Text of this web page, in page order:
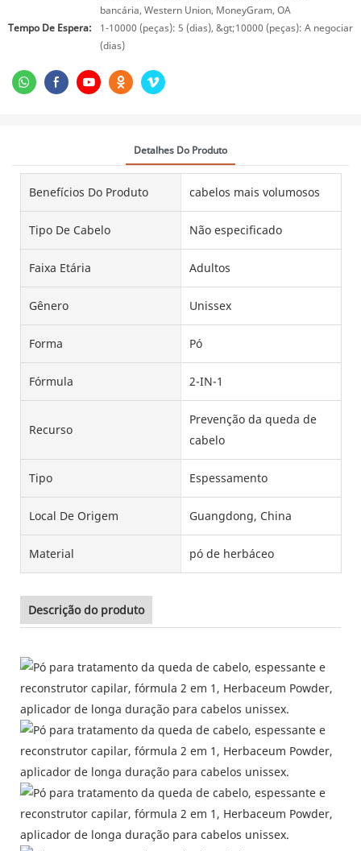
bancária, Western Union, MoneyGram, OA
Tempo De Espera:
1-10000 (peças): 5 (dias), &gt;10000 (peças): A negociar
(dias)
Detalhes Do Produto
Benefícios Do Produto cabelos mais volumosos
Tipo De Cabelo Não especificado
Faixa Etária Adultos
Gênero Unissex
Forma Pó
Fórmula 2-IN-1
Recurso
Prevenção da queda de
cabelo
Tipo Espessamento
Local De Origem Guangdong, China
Material pó de herbáceo
Descrição do produto